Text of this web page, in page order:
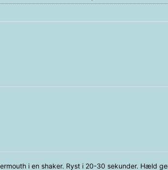
i en shaker. Ryst i 20-30 sekunder. Hæld